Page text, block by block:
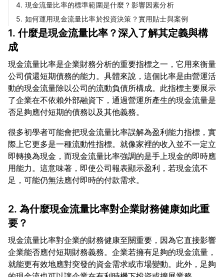
4. 現金流量比率的標準範圍是什麼？影響因素分析
5. 如何運用現金流量比率於投資決策？實用貼士與案例
1. 什麼是現金流量比率？深入了解其定義與構
成
現金流量比率是企業財務分析的重要指標之一，它用來衡量
公司償還短期債務的能力。具體來說，這個比率是由營運活
動的現金流量除以公司的流動負債所構成。此指標主要展示
了企業在不依賴外部融資下，通過營運所產生的現金流量是
很多初學者可能會把現金流量比率誤解為盈利能力指標，實
際上它更多是一種流動性指標。就像家裡的收入並不一定立
即轉換為現金，而現金流量比率強調的是手上現金的即時應
用能力。這意味著，即使公司報表顯示盈利，若現金流不
2. 為什麼現金流量比率對企業財務健康如此重
要？
現金流量比率對企業的財務健康至關重要，因為它直接影響
企業能否應付短期財務義務。企業若擁有足夠的現金流量，
就能更有效地應對突發的資金需求或市場變動。此外，足夠